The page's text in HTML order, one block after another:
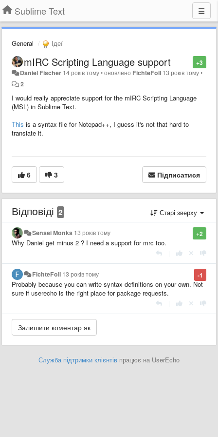
Sublime Text
General Ідеї
+3
mIRC Scripting Language support
Daniel Fischer 14 років тому•оновлено FichteFoll 13 років тому•
2
I would really appreciate support for the mIRC Scripting Language
(MSL) in Sublime Text.
This is a syntax file for Notepad++, I guess it's not that hard to
translate it.
6 3 Підписатися
Відповіді 2 Старі зверху
+2
Sensei Monks 13 років тому
Why Daniel get minus 2 ? I need a support for mrc too.
-1
FichteFoll 13 років тому
Probably because you can write syntax definitions on your own. Not
sure if userecho is the right place for package requests.
Служба підтримки клієнтів працює на UserEcho